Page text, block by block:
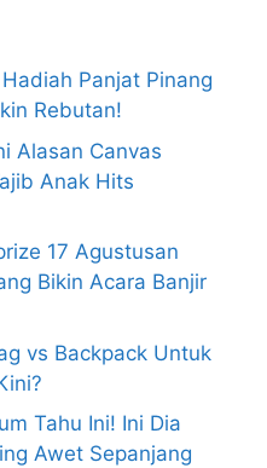
Panjat Pinang
Rebutan!
Alasan Canvas
Anak Hits
17 Agustusan
Bikin Acara Banjir
vs Backpack Untuk
Tahu Ini! Ini Dia
Awet Sepanjang